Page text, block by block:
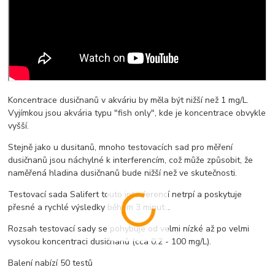
Koncentrace dusičnanů v akváriu by měla být nižší než 1 mg/L.
Vyjímkou jsou akvária typu "fish only", kde je koncentrace obvykle
vyšší.
Stejně jako u dusitanů, mnoho testovacích sad pro měření
dusičnanů jsou náchylné k interferencím, což může způsobit, že
naměřená hladina dusičnanů bude nižší než ve skutečnosti.
Testovací sada Salifert touto interferencí netrpí a poskytuje
přesné a rychlé výsledky během 3 minut...
Rozsah testovací sady se pohybuje od velmi nízké až po velmi
vysokou koncentraci dusičnanů (cca 0.2 - 100 mg/L).
Balení nabízí 50 testů